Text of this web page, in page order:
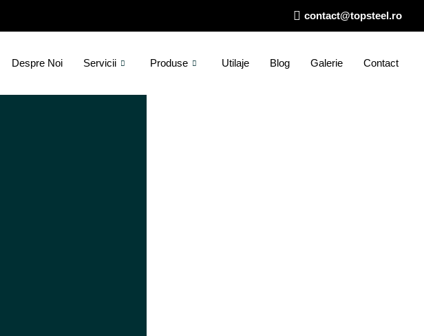
contact@topsteel.ro
Despre Noi Servicii Produse Utilaje Blog Galerie Contact